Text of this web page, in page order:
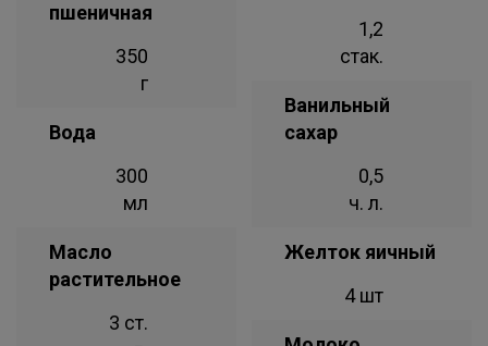
пшеничная
350
г
Вода
300
мл
Масло
растительное
3 ст.
1,2
стак.
Ванильный
сахар
0,5
ч. л.
Желток яичный
4 шт